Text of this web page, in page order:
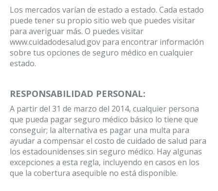
Los mercados varían de estado a estado. Cada estado
puede tener su propio sitio web que puedes visitar
para averiguar más. O puedes visitar
www.cuidadodesalud.gov para encontrar información
sobre tus opciones de seguro médico en cualquier
estado.
RESPONSABILIDAD PERSONAL:
A partir del 31 de marzo del 2014, cualquier persona
que pueda pagar seguro médico básico lo tiene que
conseguir; la alternativa es pagar una multa para
ayudar a compensar el costo de cuidado de salud para
los estadounidenses sin seguro médico. Hay algunas
excepciones a esta regla, incluyendo en casos en los
que la cobertura asequible no está disponible.